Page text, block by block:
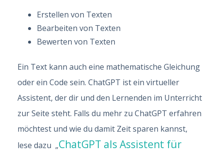
Erstellen von Texten
Bearbeiten von Texten
Bewerten von Texten
Ein Text kann auch eine mathematische Gleichung
oder ein Code sein. ChatGPT ist ein virtueller
Assistent, der dir und den Lernenden im Unterricht
zur Seite steht. Falls du mehr zu ChatGPT erfahren
möchtest und wie du damit Zeit sparen kannst,
lese dazu „ChatGPT als Assistent für